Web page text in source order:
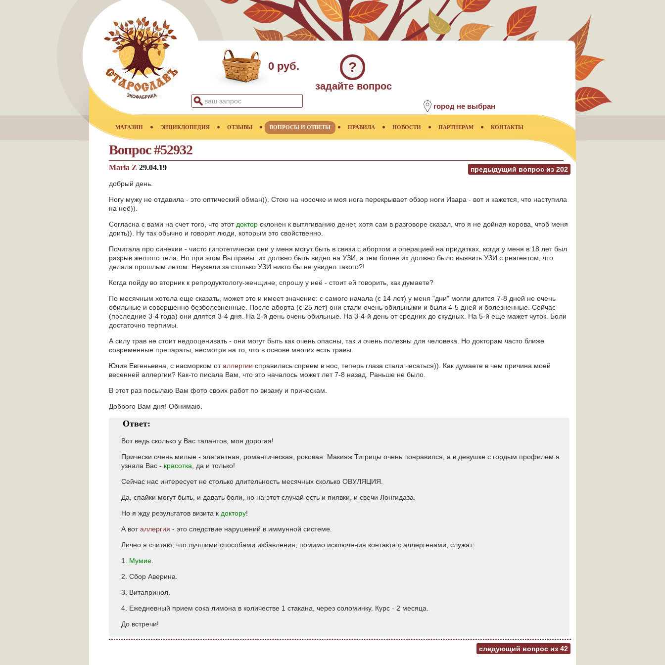
0 руб. ?
задайте вопрос
город не выбран
МАГАЗИН ЭНЦИКЛОПЕДИЯ ОТЗЫВЫ ВОПРОСЫ И ОТВЕТЫ ПРАВИЛА НОВОСТИ ПАРТНЕРАМ КОНТАКТЫ
Вопрос #52932
предыдущий вопрос из 202
Maria Z 29.04.19
добрый день.
Ногу мужу не отдавила - это оптический обман)). Стою на носочке и моя нога перекрывает обзор ноги Ивара - вот и кажется, что наступила
на неё)).
Согласна с вами на счет того, что этот доктор склонен к вытягиванию денег, хотя сам в разговоре сказал, что я не дойная корова, чтоб меня
доить)). Ну так обычно и говорят люди, которым это свойственно.
Почитала про синехии - чисто гипотетически они у меня могут быть в связи с абортом и операцией на придатках, когда у меня в 18 лет был
разрыв желтого тела. Но при этом Вы правы: их должно быть видно на УЗИ, а тем более их должно было выявить УЗИ с реагентом, что
делала прошлым летом. Неужели за столько УЗИ никто бы не увидел такого?!
Когда пойду во вторник к репродуктологу-женщине, спрошу у неё - стоит ей говорить, как думаете?
По месячным хотела еще сказать, может это и имеет значение: с самого начала (с 14 лет) у меня "дни" могли длится 7-8 дней не очень
обильные и совершенно безболезненные. После аборта (с 25 лет) они стали очень обильными и были 4-5 дней и болезненные. Сейчас
(последние 3-4 года) они длятся 3-4 дня. На 2-й день очень обильные. На 3-4-й день от средних до скудных. На 5-й еще мажет чуток. Боли
достаточно терпимы.
А силу трав не стоит недооценивать - они могут быть как очень опасны, так и очень полезны для человека. Но докторам часто ближе
современные препараты, несмотря на то, что в основе многих есть травы.
Юлия Евгеньевна, с насморком оталлергии справилась спреем в нос, теперь глаза стали чесаться)). Как думаете в чем причина моей
весенней аллергии? Как-то писала Вам, что это началось может лет 7-8 назад. Раньше не было.
В этот раз посылаю Вам фото своих работ по визажу и прическам.
Доброго Вам дня! Обнимаю.
Ответ:
Вот ведь сколько у Вас талантов, моя дорогая!
Прически очень милые - элегантная, романтическая, роковая. Макияж Тигрицы очень понравился, а в девушке с гордым профилем я
узнала Вас - красотка , да и только!
Сейчас нас интересует не столько длительность месячных сколько ОВУЛЯЦИЯ.
Да, спайки могут быть, и давать боли, но на этот случай есть и пиявки, и свечи Лонгидаза.
Но я жду результатов визита к доктору!
А воталлергия - это следствие нарушений в иммунной системе.
Лично я считаю, что лучшими способами избавления, помимо исключения контакта с аллергенами, служат:
1. Мумие
2. Сбор Аверина.
3. Витапринол.
4. Ежедневный прием сока лимона в количестве 1 стакана, через соломинку. Курс - 2 месяца.
До встречи!
следующий вопрос из 42